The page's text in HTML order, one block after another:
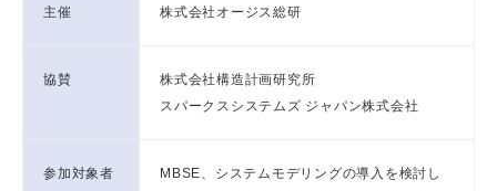
主催 株式会社オージス総研
協賛
株式会社構造計画研究所
スパークスシステムズ ジャパン株式会社
参加対象者
MBSE、システムモデリングの導入を検討し